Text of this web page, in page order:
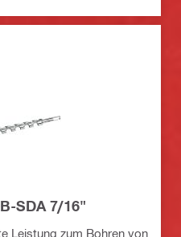
SDA 7/16"
Leistung zum Bohren von